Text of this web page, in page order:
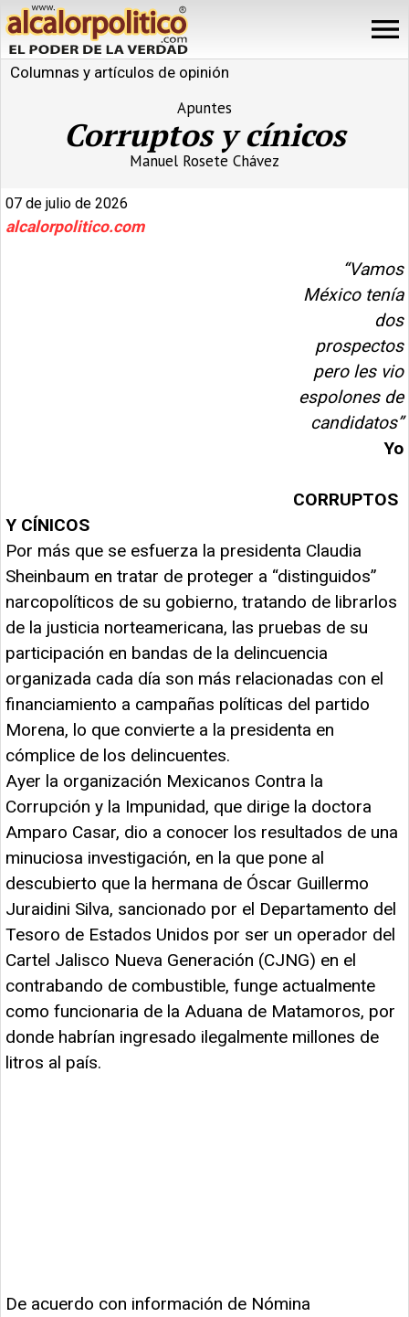
Columnas y artículos de opinión
Apuntes
Corruptos y cínicos
Manuel Rosete Chávez
07 de julio de 2026
alcalorpolitico.com
“Vamos
México tenía
dos
prospectos
pero les vio
espolones de
candidatos”
Yo
CORRUPTOS
Y CÍNICOS
Por más que se esfuerza la presidenta Claudia
Sheinbaum en tratar de proteger a “distinguidos”
narcopolíticos de su gobierno, tratando de librarlos
de la justicia norteamericana, las pruebas de su
participación en bandas de la delincuencia
organizada cada día son más relacionadas con el
financiamiento a campañas políticas del partido
Morena, lo que convierte a la presidenta en
cómplice de los delincuentes.
Ayer la organización Mexicanos Contra la
Corrupción y la Impunidad, que dirige la doctora
Amparo Casar, dio a conocer los resultados de una
minuciosa investigación, en la que pone al
descubierto que la hermana de Óscar Guillermo
Juraidini Silva, sancionado por el Departamento del
Tesoro de Estados Unidos por ser un operador del
Cartel Jalisco Nueva Generación (CJNG) en el
contrabando de combustible, funge actualmente
como funcionaria de la Aduana de Matamoros, por
donde habrían ingresado ilegalmente millones de
litros al país.
De acuerdo con información de Nómina